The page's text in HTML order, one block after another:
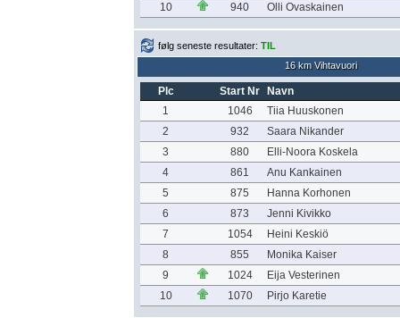
10
940 Olli Ovaskainen
følg seneste resultater: TIL
16 km Vihtavuori
Plc Start Nr
Navn
1
1046
Tiia Huuskonen
2
932
Saara Nikander
3
880
Elli-Noora Koskela
4
861
Anu Kankainen
5
875
Hanna Korhonen
6
873
Jenni Kivikko
7
1054
Heini Keskiö
8
855
Monika Kaiser
9
1024
Eija Vesterinen
10
1070 Pirjo Karetie